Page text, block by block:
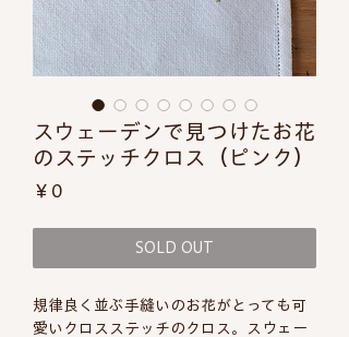
スウェーデンで見つけたお花
のステッチクロス（ピンク）
￥0価
SOLD OUT
規律良く並ぶ手縫いのお花がとっても可
愛いクロスステッチのクロス。スウェー